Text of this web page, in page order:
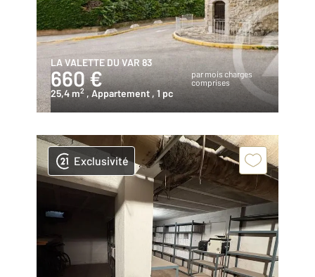
LA VALETTE DU VAR 83
660 €
par mois charges
comprises
25,4 m2 , Appartement , 1 pc
Exclusivité